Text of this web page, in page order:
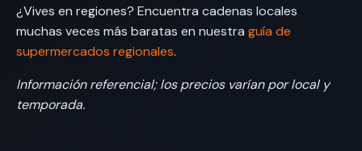
¿Vives en regiones? Encuentra cadenas locales
muchas veces más baratas en nuestra guía de
supermercados regionales.
Información referencial; los precios varían por local y
temporada.